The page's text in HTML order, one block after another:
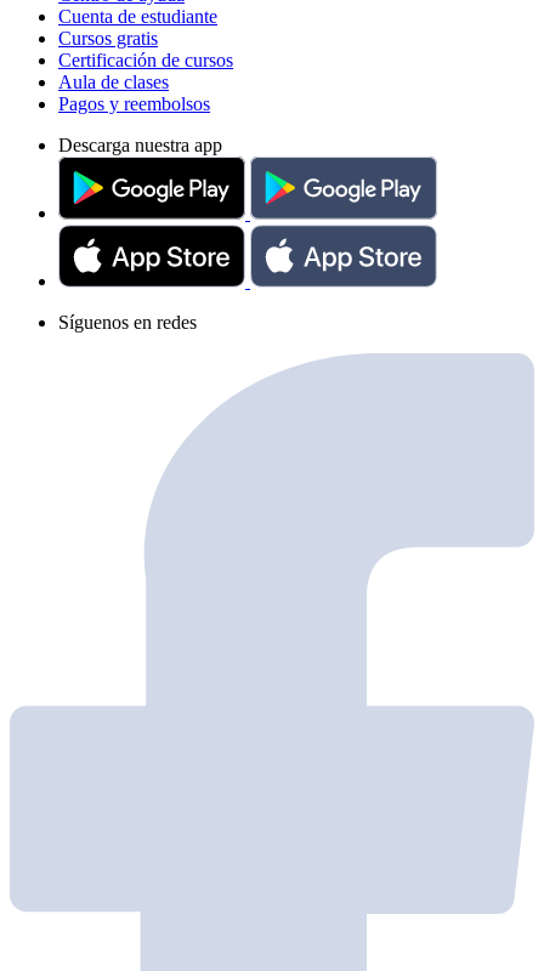
Cuenta de estudiante
Cursos gratis
Certificación de cursos
Aula de clases
Pagos y reembolsos
Descarga nuestra app
Síguenos en redes